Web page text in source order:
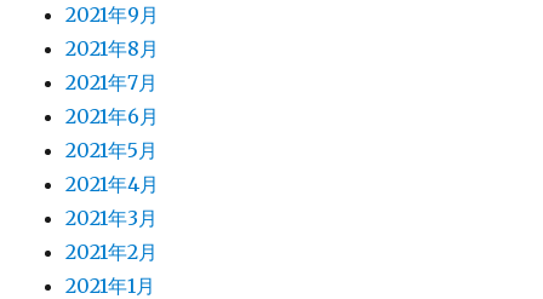
2021年9月
2021年8月
2021年7月
2021年6月
2021年5月
2021年4月
2021年3月
2021年2月
2021年1月